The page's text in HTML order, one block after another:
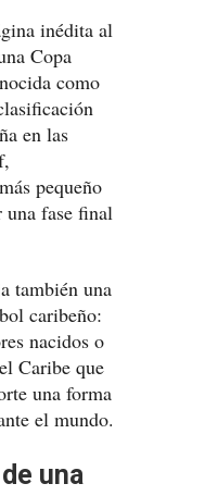
inédita al
Copa
como
en las
pequeño
una fase final
también una
caribeño:
nacidos o
Caribe que
una forma
el mundo.
una